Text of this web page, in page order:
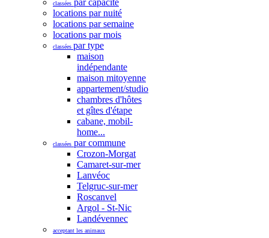
classées par capacité
locations par nuité
locations par semaine
locations par mois
classées par type
maison
indépendante
maison mitoyenne
appartement/studio
chambres d'hôtes
et gîtes d'étape
cabane, mobil-
home...
classées par commune
Crozon-Morgat
Camaret-sur-mer
Lanvéoc
Telgruc-sur-mer
Roscanvel
Argol - St-Nic
Landévennec
acceptant les animaux